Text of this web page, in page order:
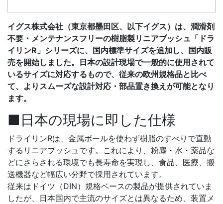
イグス株式会社（東京都墨田区、以下イグス）は、潤滑剤
不要・メンテナンスフリーの樹脂製リニアブッシュ「ドラ
イリンR」シリーズに、国内標準サイズを追加し、国内販
売を開始しました。日本の設計現場で一般的に使用されて
いるサイズに対応するもので、従来の欧州規格品と比べ
て、よりスムーズな設計対応・部品置き換えが可能となり
ます。
■日本の現場に即した仕様
ドライリンRは、金属ボールを使わず樹脂のすべりで直動
するリニアブッシュです。これにより、粉塵・水・薬品な
どにさらされる環境でも長寿命を実現し、食品、医療、搬
送機器など幅広い分野で採用されています。
従来はドイツ（DIN）規格ベースの製品が提供されていま
したが、日本国内で主流のサイズとは異なるため、装置メ